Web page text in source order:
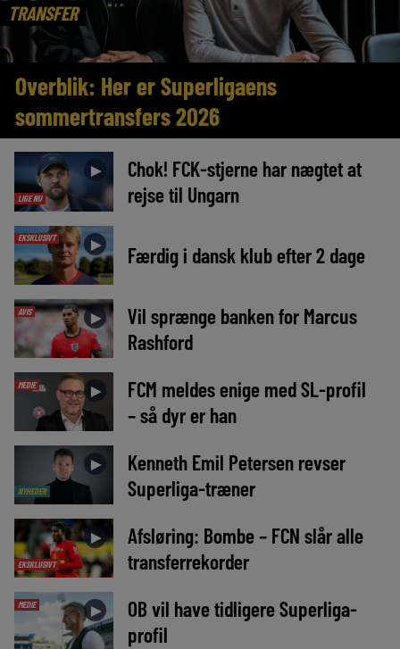
TRANSFER
Overblik: Her er Superligaens
sommertransfers 2026
LIGE NU
►
Chok! FCK-stjerne har nægtet at
rejse til Ungarn
EKSKLUSIVT ► Færdig i dansk klub efter 2 dage
AVIS ►
Vil sprænge banken for Marcus
Rashford
MEDIE ►
FCM meldes enige med SL-profil
– så dyr er han
NYHEDER
►
Kenneth Emil Petersen revser
Superliga-træner
EKSKLUSIVT
►
Afsløring: Bombe – FCN slår alle
transferrekorder
MEDIE ►
OB vil have tidligere Superliga-
profil